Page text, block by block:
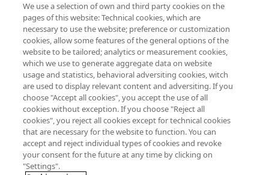
Descargar PDF
Producción científica España Suiza
Paginación
Página actual
1 Página
2 Página
3 Siguiente página
Siguiente >
We use a selection of own and third party cookies on the
pages of this website: Technical cookies, which are
necessary to use the website; preference or customization
cookies, allow some features of the general options of the
website to be tailored; analytics or measurement cookies,
which we use to generate aggregate data on website
usage and statistics, behavioral adversiting cookies, witch
are used to display relevant content and adversiting. If you
choose "Accept all cookies", you accept the use of all
cookies without exception. If you choose "Reject all
cookies", you reject all cookies except for technical cookies
that are necessary for the website to function. You can
accept and reject individual types of cookies and revoke
your consent for the future at any time by clicking on
"Settings".